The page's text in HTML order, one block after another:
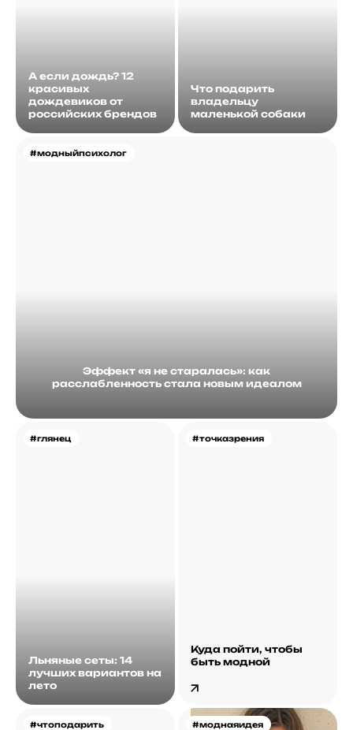
А если дождь? 12
красивых
дождевиков от
российских брендов
#модныйпсихолог
Эффект «я не старалась»: как
расслабленность стала новым идеалом
Что подарить
владельцу
маленькой собаки
#глянец
Льняные сеты: 14
лучших вариантов на
лето
#точказрения
Куда пойти, чтобы
быть модной
#чтоподарить #моднаяидея